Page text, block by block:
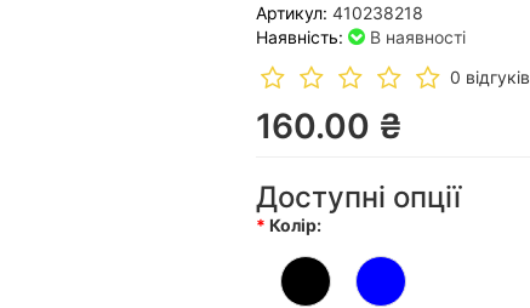
Артикул: 410238218
Наявність:
В наявності
0 відгуків
160.00 ₴
Доступні опції
Колір: